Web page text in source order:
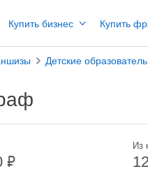
Купить бизнес Купить
Детские
₽
Из